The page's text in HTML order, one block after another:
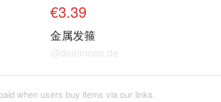
€3.39
金属发箍
@dealmoon.de
when users buy items via our links.